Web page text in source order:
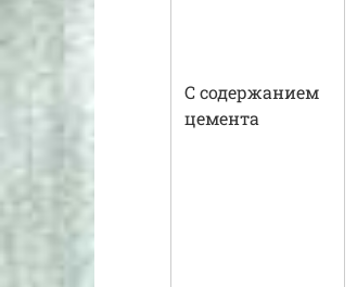
С содержанием
цемента